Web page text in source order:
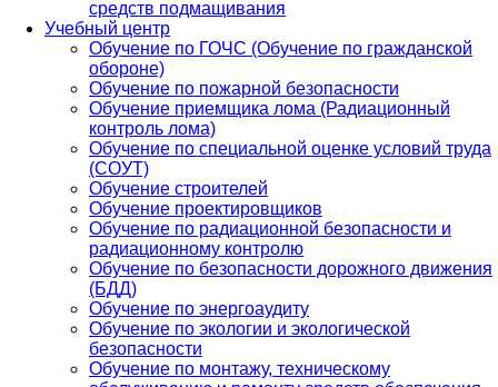
средств подмащивания
Учебный центр
Обучение по ГОЧС (Обучение по гражданской
обороне)
Обучение по пожарной безопасности
Обучение приемщика лома (Радиационный
контроль лома)
Обучение по специальной оценке условий труда
(СОУТ)
Обучение строителей
Обучение проектировщиков
Обучение по радиационной безопасности и
радиационному контролю
Обучение по безопасности дорожного движения
(БДД)
Обучение по энергоаудиту
Обучение по экологии и экологической
безопасности
Обучение по монтажу, техническому